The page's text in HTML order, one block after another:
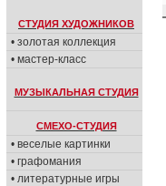
СТУДИЯ ХУДОЖНИКОВ
• золотая коллекция
• мастер-класс
МУЗЫКАЛЬНАЯ СТУДИЯ
СМЕХО-СТУДИЯ
• веселые картинки
• графомания
• литературные игры